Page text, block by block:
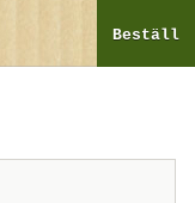
Beställ